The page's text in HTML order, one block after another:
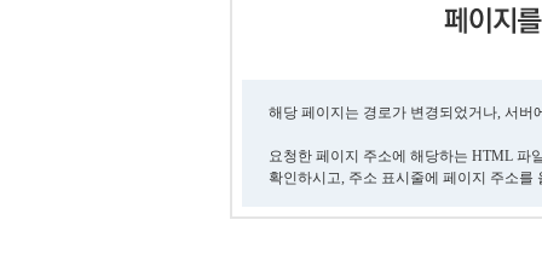
해당 페이지는 경로가 변경되었거나, 서
요청한 페이지 주소에 해당하는 HTML 파
확인하시고, 주소 표시줄에 페이지 주소